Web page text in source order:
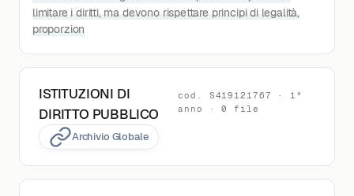
limitare i diritti, ma devono rispettare principi di legalità,
proporzion
ISTITUZIONI DI
DIRITTO PUBBLICO
cod. S419121767 · 1°
anno · 0 file
Archivio Globale